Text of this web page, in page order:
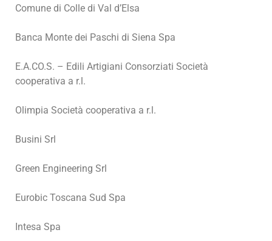
Comune di Colle di Val d’Elsa
Banca Monte dei Paschi di Siena Spa
E.A.CO.S. – Edili Artigiani Consorziati Società
cooperativa a r.l.
Olimpia Società cooperativa a r.l.
Busini Srl
Green Engineering Srl
Eurobic Toscana Sud Spa
Intesa Spa